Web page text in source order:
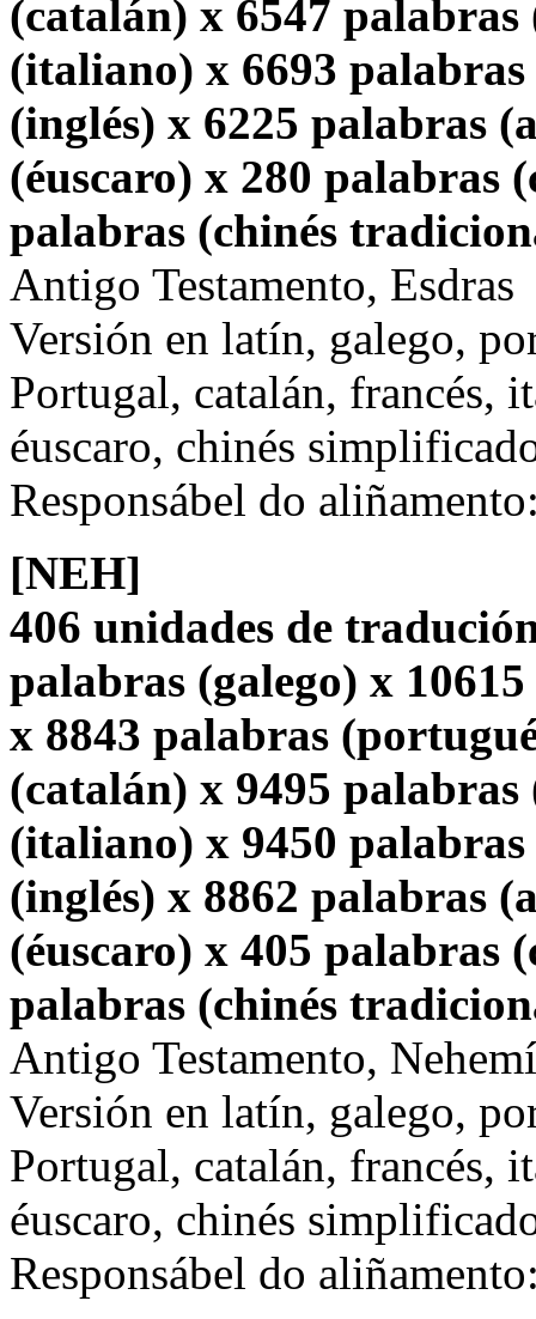
(catalán) x 6547
(italiano) x 6693
(inglés) x 6225 palabras
(éuscaro) x 280 palabras
palabras (chinés
Antigo Testamento, Esdras
Versión en latín, galego,
Portugal, catalán, francés,
éuscaro, chinés
Responsábel do
[NEH]
406 unidades de
palabras (galego) x
x 8843 palabras
(catalán) x 9495
(italiano) x 9450
(inglés) x 8862 palabras
(éuscaro) x 405 palabras
palabras (chinés
Antigo Testamento,
Versión en latín, galego,
Portugal, catalán, francés,
éuscaro, chinés
Responsábel do